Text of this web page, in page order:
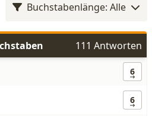
Buchstabenlänge: Alle
111 Antworten
6
6